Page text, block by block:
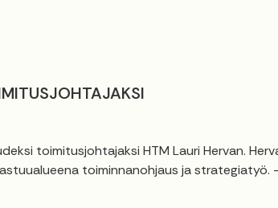
toimitusjohtajaksi HTM Lauri Hervan.
toiminnanohjaus ja strategiatyö.